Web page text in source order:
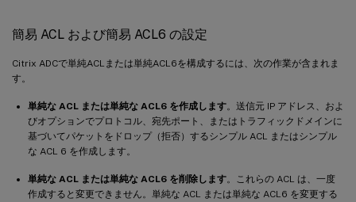
簡易 ACL および簡易 ACL6 の設定
Citrix ADCで単純ACLまたは単純ACL6を構成するには、次の作業が含まれま
す。
単純な ACL または単純な ACL6 を作成します。送信元 IP アドレス、およ
びオプションでプロトコル、宛先ポート、またはトラフィックドメインに
基づいてパケットをドロップ（拒否）するシンプル ACL またはシンプル
な ACL 6 を作成します。
単純な ACL または単純な ACL6 を削除します。これらの ACL は、一度
作成すると変更できません。単純な ACL または単純な ACL6 を変更する